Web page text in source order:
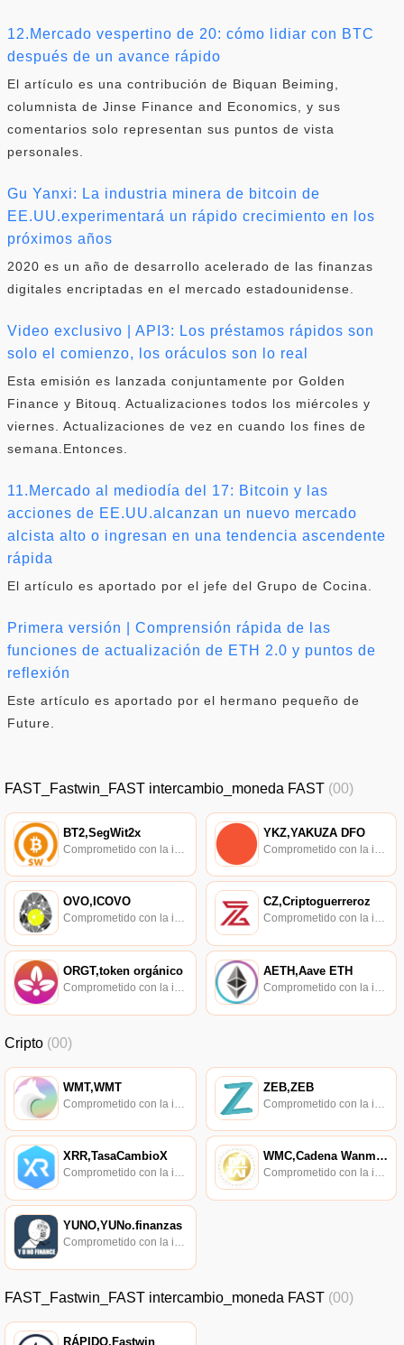
12.Mercado vespertino de 20: cómo lidiar con BTC
después de un avance rápido
El artículo es una contribución de Biquan Beiming,
columnista de Jinse Finance and Economics, y sus
comentarios solo representan sus puntos de vista
personales.
Gu Yanxi: La industria minera de bitcoin de
EE.UU.experimentará un rápido crecimiento en los
próximos años
2020 es un año de desarrollo acelerado de las finanzas
digitales encriptadas en el mercado estadounidense.
Video exclusivo | API3: Los préstamos rápidos son
solo el comienzo, los oráculos son lo real
Esta emisión es lanzada conjuntamente por Golden
Finance y Bitouq. Actualizaciones todos los miércoles y
viernes. Actualizaciones de vez en cuando los fines de
semana.Entonces.
11.Mercado al mediodía del 17: Bitcoin y las
acciones de EE.UU.alcanzan un nuevo mercado
alcista alto o ingresan en una tendencia ascendente
rápida
El artículo es aportado por el jefe del Grupo de Cocina.
Primera versión | Comprensión rápida de las
funciones de actualización de ETH 2.0 y puntos de
reflexión
Este artículo es aportado por el hermano pequeño de
Future.
FAST_Fastwin_FAST intercambio_moneda FAST (00)
BT2,SegWit2x YKZ,YAKUZA DFO
OVO,ICOVO
Comprometido con la investigación de políticas en los campos de las nuevas finanzas, las finanzas internacionales y los mercados financieros.
CZ,Criptoguerreroz
Comprometido con la investigación de políticas en los campos de las nuevas finanzas, las finanzas internacionales y los mercados financieros.
ORGT,token orgánico
Comprometido con la investigación de políticas en los campos de las nuevas finanzas, las finanzas internacionales y los mercados financieros.
AETH,Aave ETH
Comprometido con la investigación de políticas en los campos de las nuevas finanzas, las finanzas internacionales y los mercados financieros.
Cripto (00)
WMT,WMT ZEB,ZEB
XRR,TasaCambioX
Comprometido con la investigación de políticas en los campos de las nuevas finanzas, las finanzas internacionales y los mercados financieros.
WMC,Cadena Wanmei,Cadena WM
Comprometido con la investigación de políticas en los campos de las nuevas finanzas, las finanzas internacionales y los mercados financieros.
YUNO,YUNo.finanzas
Comprometido con la investigación de políticas en los campos de las nuevas finanzas, las finanzas internacionales y los mercados financieros.
FAST_Fastwin_FAST intercambio_moneda FAST (00)
RÁPIDO,Fastwin